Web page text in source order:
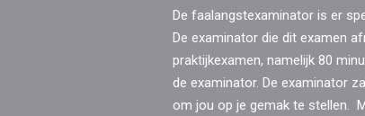
De faalangstexaminator is er
De examinator die dit examen
praktijkexamen, namelijk 80
de examinator. De examinator
om jou op je gemak te stellen.